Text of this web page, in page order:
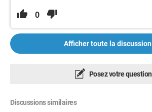
0
Afficher toute la discussion
Posez votre question
Discussions similaires